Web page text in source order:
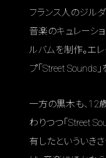
フランス人のジル
音楽のキュレーシ
ルバムを制作。エ
プ「Street Sounds
一方の黒木も、12
わりつつ「Street
有したといういき